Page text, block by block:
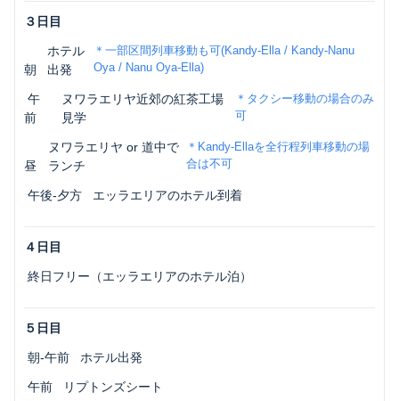
３日目
朝
ホテル
出発
＊一部区間列車移動も可(Kandy-Ella / Kandy-Nanu
Oya / Nanu Oya-Ella)
前
ヌワラエリヤ近郊の紅茶工場
見学
＊タクシー移動の場合のみ
可
昼
ヌワラエリヤ or 道中で
ランチ
＊Kandy-Ellaを全行程列車移動の場
合は不可
午後-夕方 エッラエリアのホテル到着
４日目
終日フリー（エッラエリアのホテル泊）
５日目
朝-午前 ホテル出発
午前 リプトンズシート